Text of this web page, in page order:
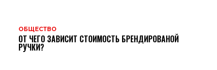
ОБЩЕСТВО
ОТ ЧЕГО ЗАВИСИТ СТОИМОСТЬ БРЕНДИРОВАНОЙ
РУЧКИ?